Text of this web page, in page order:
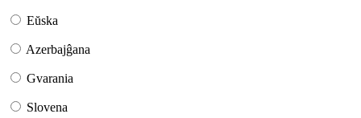
Eŭska
Azerbajĝana
Gvarania
Slovena